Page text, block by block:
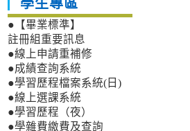
學生專區
●【畢業標準】
註冊組重要訊息
●線上申請重補修
●成績查詢系統
●學習歷程檔案系統(日)
●線上選課系統
●學習歷程（夜）
●學雜費繳費及查詢